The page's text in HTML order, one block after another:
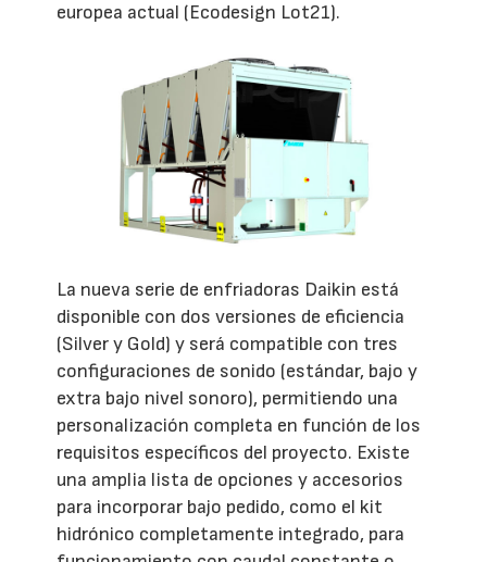
europea actual (Ecodesign Lot21).
La nueva serie de enfriadoras Daikin está
disponible con dos versiones de eficiencia
(Silver y Gold) y será compatible con tres
configuraciones de sonido (estándar, bajo y
extra bajo nivel sonoro), permitiendo una
personalización completa en función de los
requisitos específicos del proyecto. Existe
una amplia lista de opciones y accesorios
para incorporar bajo pedido, como el kit
hidrónico completamente integrado, para